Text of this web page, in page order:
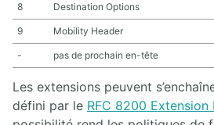
8 Destination Options
9 Mobility Header
- pas de prochain en-tête
Les extensions peuvent
défini par le RFC 8200 Extension